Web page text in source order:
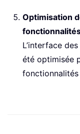
Optimisation
L’interface
été optimisée